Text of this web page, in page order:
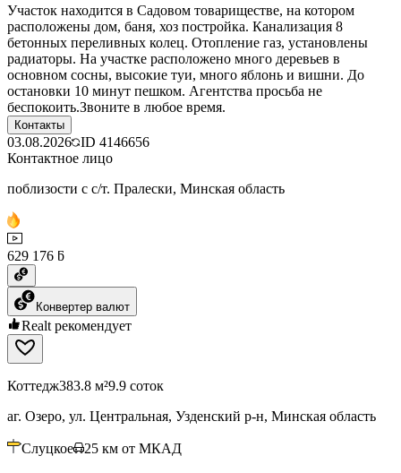
Участок находится в Садовом товариществе, на котором
расположены дом, баня, хоз постройка. Канализация 8
бетонных переливных колец. Отопление газ, установлены
радиаторы. На участке расположено много деревьев в
основном сосны, высокие туи, много яблонь и вишни. До
остановки 10 минут пешком. Агентства просьба не
беспокоить.Звоните в любое время.
Контакты
03.08.2026 ID 4146656
Контактное лицо
поблизости с с/т. Пралески, Минская область
629 176 ƃ
Конвертер валют
Realt рекомендует
Коттедж383.8 м²9.9 соток
аг. Озеро, ул. Центральная, Узденский р-н, Минская область
Слуцкое 25 км от МКАД